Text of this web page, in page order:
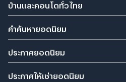
บ้านและคอนโดทั่วไทย
คำค้นหายอดนิยม
ประกาศยอดนิยม
ประกาศให้เช่ายอดนิยม